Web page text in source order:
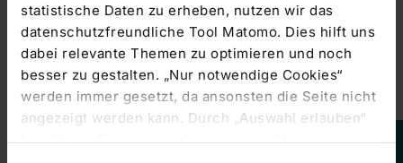
statistische Daten zu erheben, nutzen wir das
datenschutzfreundliche Tool Matomo. Dies hilft uns
dabei relevante Themen zu optimieren und noch
besser zu gestalten. „Nur notwendige Cookies“
werden immer gesetzt, da ansonsten die Seite nicht
angezeigt werden kann. Durch „Auswahl erlauben“
bestätigen Sie entsprechend ausgewählte
'Mit der Akquisition von Fenwal nutzen wir eine einmalige
Chance, unser
Geschäft im Bereich der